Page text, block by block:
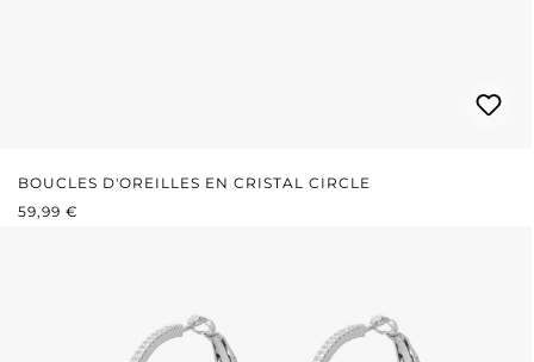
BOUCLES D'OREILLES EN CRISTAL CIRCLE
PRIX RÉGULIER :
59,99 €